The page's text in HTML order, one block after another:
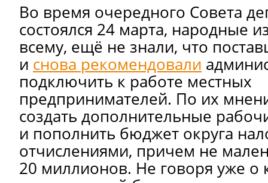
Во время очередного Совета
состоялся 24 марта, народные
всему, ещё не знали, что
и снова рекомендовали
подключить к работе местных
предпринимателей. По их
создать дополнительные
и пополнить бюджет округа
отчислениями, причем не
20 миллионов. Не говоря уже о